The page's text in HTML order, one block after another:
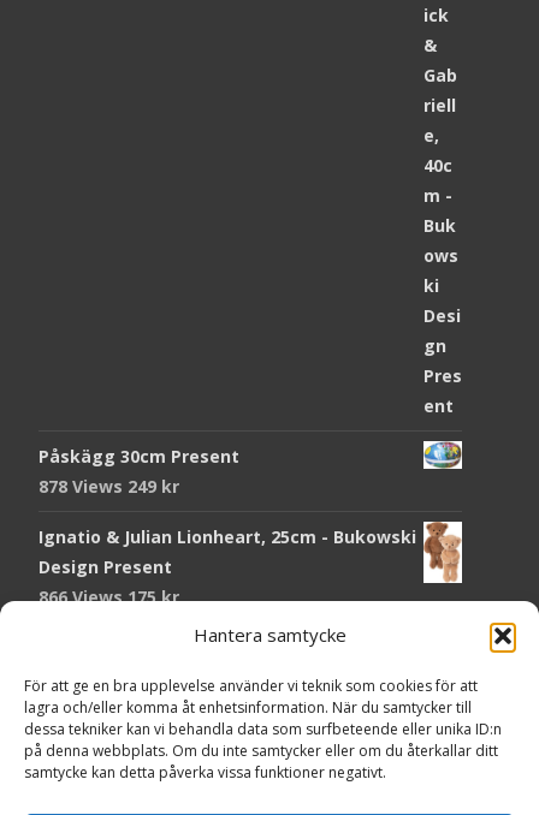
Hantera samtycke
För att ge en bra upplevelse använder vi teknik som cookies för att
lagra och/eller komma åt enhetsinformation. När du samtycker till
dessa tekniker kan vi behandla data som surfbeteende eller unika ID:n
på denna webbplats. Om du inte samtycker eller om du återkallar ditt
samtycke kan detta påverka vissa funktioner negativt.
Påskägg 30cm Present
878 Views 249 kr
Ignatio & Julian Lionheart, 25cm - Bukowski
Design Present
866 Views175kr
Chokladmynt Påskmotiv Present
822 Views25kr
Kort Påskhare, 8,5x11,5 cm Present
766 Views20kr
Tändsticksask I den enkla bor det vackra,
Powered by WordPress , Themei-craftby TemplatesNext.